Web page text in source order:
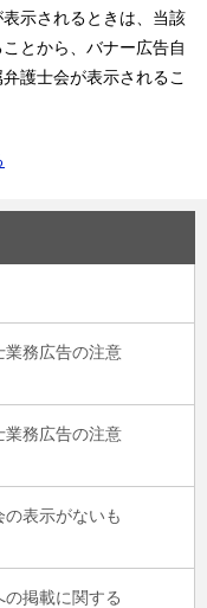
示されるときは、当該
とから、バナー広告自
護士会が表示されるこ
業務広告の注意
業務広告の注意
表示がないも
掲載に関する